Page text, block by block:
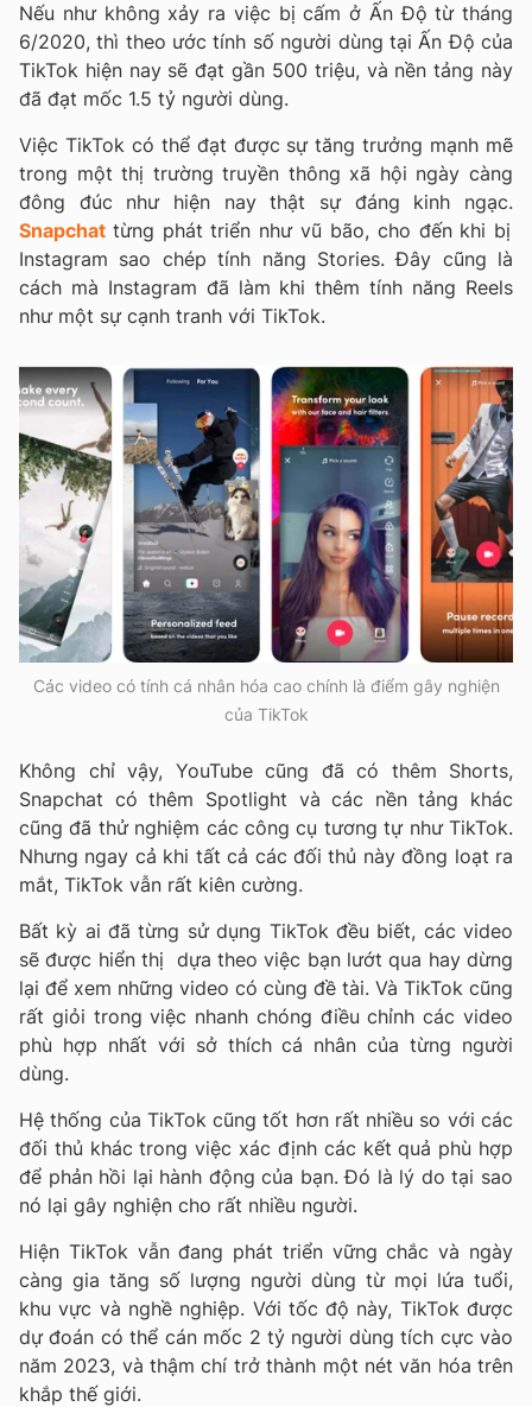
Nếu như không xảy ra việc bị cấm ở Ấn Độ từ tháng
6/2020, thì theo ước tính số người dùng tại Ấn Độ của
TikTok hiện nay sẽ đạt gần 500 triệu, và nền tảng này
đã đạt mốc 1.5 tỷ người dùng.
Việc TikTok có thể đạt được sự tăng trưởng mạnh mẽ
trong một thị trường truyền thông xã hội ngày càng
đông đúc như hiện nay thật sự đáng kinh ngạc.
Snapchat từng phát triển như vũ bão, cho đến khi bị
Instagram sao chép tính năng Stories. Đây cũng là
cách mà Instagram đã làm khi thêm tính năng Reels
như một sự cạnh tranh với TikTok.
Các video có tính cá nhân hóa cao chính là điểm gây nghiện
của TikTok
Không chỉ vậy, YouTube cũng đã có thêm Shorts,
Snapchat có thêm Spotlight và các nền tảng khác
cũng đã thử nghiệm các công cụ tương tự như TikTok.
Nhưng ngay cả khi tất cả các đối thủ này đồng loạt ra
mắt, TikTok vẫn rất kiên cường.
Bất kỳ ai đã từng sử dụng TikTok đều biết, các video
sẽ được hiển thị dựa theo việc bạn lướt qua hay dừng
lại để xem những video có cùng đề tài. Và TikTok cũng
rất giỏi trong việc nhanh chóng điều chỉnh các video
phù hợp nhất với sở thích cá nhân của từng người
dùng.
Hệ thống của TikTok cũng tốt hơn rất nhiều so với các
đối thủ khác trong việc xác định các kết quả phù hợp
để phản hồi lại hành động của bạn. Đó là lý do tại sao
nó lại gây nghiện cho rất nhiều người.
Hiện TikTok vẫn đang phát triển vững chắc và ngày
càng gia tăng số lượng người dùng từ mọi lứa tuổi,
khu vực và nghề nghiệp. Với tốc độ này, TikTok được
dự đoán có thể cán mốc 2 tỷ người dùng tích cực vào
năm 2023, và thậm chí trở thành một nét văn hóa trên
khắp thế giới.